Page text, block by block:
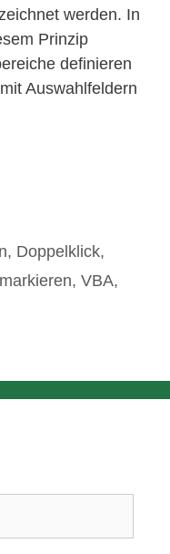
werden. In
Prinzip
definieren
Auswahlfeldern
, Doppelklick,
markieren, VBA,